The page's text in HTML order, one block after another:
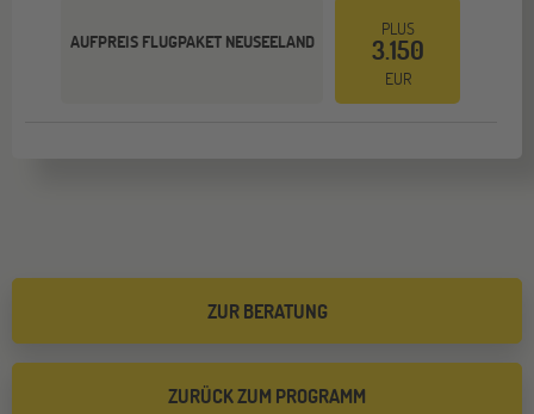
AUFPREIS FLUGPAKET NEUSEELAND
PLUS
3.150
EUR
ZUR BERATUNG
ZURÜCK ZUM PROGRAMM